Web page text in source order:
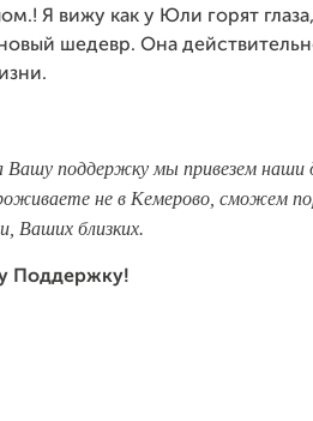
Я вижу как у Юли горят
шедевр. Она
Вашу поддержку мы привезем
не в Кемерово, сможем
Ваших близких.
Поддержку!